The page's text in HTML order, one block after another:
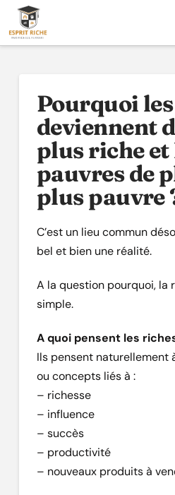
Pourquoi
deviennent
plus riche et
pauvres de
plus pauvre
C’est un lieu commun
bel et bien une réalité.
A la question pourquoi, la
simple.
A quoi pensent les
Ils pensent naturellement
ou concepts liés à :
– richesse
– influence
– succès
– productivité
– nouveaux produits à